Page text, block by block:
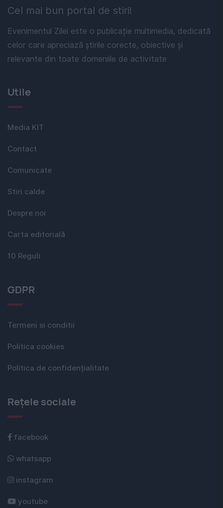
Cel mai bun portal de stiri!
Evenimentul Zilei este o publicație multimedia, dedicată
celor care apreciază știrile corecte, obiective și
relevante din toate domeniile de activitate
Utile
Media KIT
Contact
Comunicate
Stiri calde
Despre noi
Carta editorială
10 Reguli
GDPR
Termeni si conditii
Politica cookies
Politica de confidențialitate
Rețele sociale
facebook
whatsapp
instagram
youtube